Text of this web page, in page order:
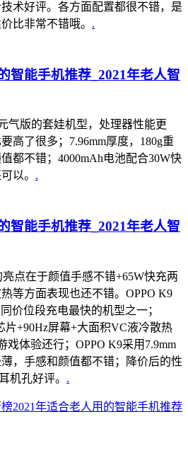
术好评。各方面配置都很不错，是
比非常不错哦。 .
气版的套娃机型，处理器性能更
高了很多；7.96mm厚度，180g重
都不错；4000mAh电池配合30W快
以。 .
点在于颜值手感不错+65W快充两
等方面表现也还不错。OPPO K9
价位段充电最快的机型之一；
片+90Hz屏幕+大面积VC液冷散热
戏体验还行；OPPO K9采用7.9mm
，手感和颜值都不错；降价后的性
机孔好评。 .
2021年适合老人用的智能手机推荐